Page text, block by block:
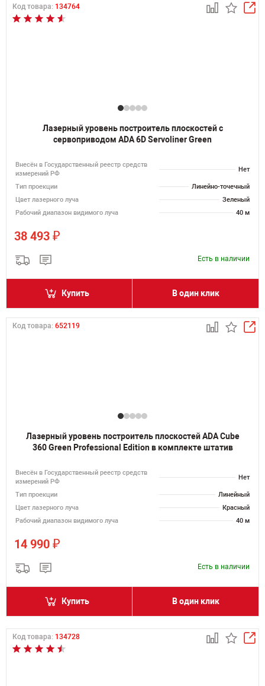
Код товара: 134764
Лазерный уровень построитель плоскостей с
сервоприводом ADA 6D Servoliner Green
Внесён в Государственный реестр средств
измерений РФ
Нет
Тип проекции
Линейно-точечный
Цвет лазерного луча
Зеленый
Рабочий диапазон видимого луча
40 м
38 493 ₽
Есть в наличии
Купить В один клик
Код товара: 652119
Лазерный уровень построитель плоскостей ADA Cube
360 Green Professional Edition в комплекте штатив
Внесён в Государственный реестр средств
измерений РФ
Нет
Тип проекции
Линейный
Цвет лазерного луча
Красный
Рабочий диапазон видимого луча
40 м
14 990 ₽
Есть в наличии
Купить В один клик
Код товара: 134728